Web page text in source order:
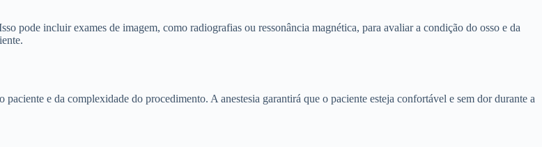
pode incluir exames de imagem, como radiografias ou ressonância magnética, para avaliar a condição do osso e da
e da complexidade do procedimento. A anestesia garantirá que o paciente esteja confortável e sem dor durante a